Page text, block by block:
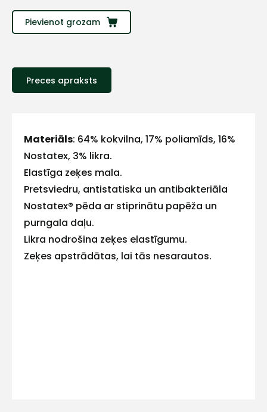
Pievienot grozam
Preces apraksts
Materiāls: 64% kokvilna, 17% poliamīds, 16%
Nostatex, 3% likra.
Elastīga zeķes mala.
Pretsviedru, antistatiska un antibakteriāla
Nostatex® pēda ar stiprinātu papēža un
purngala daļu.
Likra nodrošina zeķes elastīgumu.
Zeķes apstrādātas, lai tās nesarautos.
Kontakttālrunis